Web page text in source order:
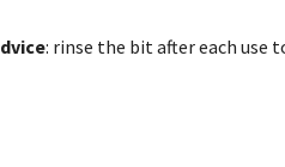
: rinse the bit after each use